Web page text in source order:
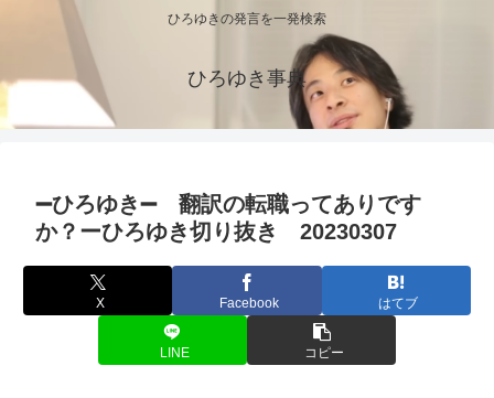
ひろゆきの発言を一発検索
ひろゆき事典
➖ひろゆき➖ 翻訳の転職ってありです
か？ーひろゆき切り抜き 20230307
X Facebook はてブ
LINE コピー